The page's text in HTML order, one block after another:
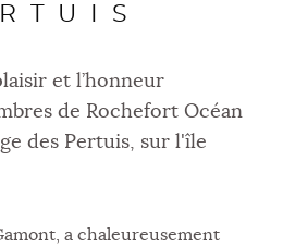
et l’honneur
de Rochefort Océan
des Pertuis, sur l'île
a chaleureusement